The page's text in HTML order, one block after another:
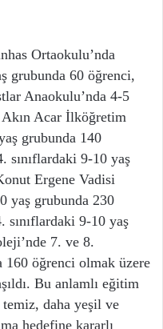
Ortaokulu’nda
grubunda 60 öğrenci,
Anaokulu’nda 4-5
Acar İlköğretim
grubunda 140
sınıflardaki 9-10 yaş
Ergene Vadisi
yaş grubunda 230
9-10 yaş
7. ve 8.
160 öğrenci olmak üzere
Bu anlamlı eğitim
daha yeşil ve
hedefine kararlı